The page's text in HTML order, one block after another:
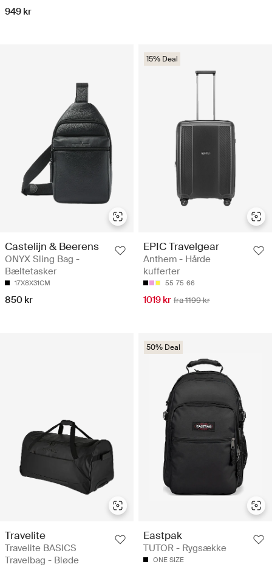
949 kr
Castelijn & Beerens
ONYX Sling Bag -
Bæltetasker
17X8X31CM
850 kr
15% Deal
EPIC Travelgear
Anthem - Hårde
kufferter
55 75 66
1019 kr fra 1199 kr
Travelite
Travelite BASICS
Travelbag - Bløde
50% Deal
Eastpak
TUTOR - Rygsække
ONE SIZE